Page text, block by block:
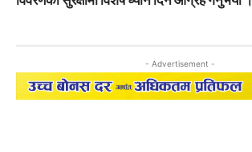
- Advertisement -